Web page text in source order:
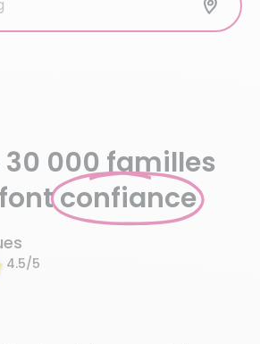
30 000 familles
confiance
4.5/5